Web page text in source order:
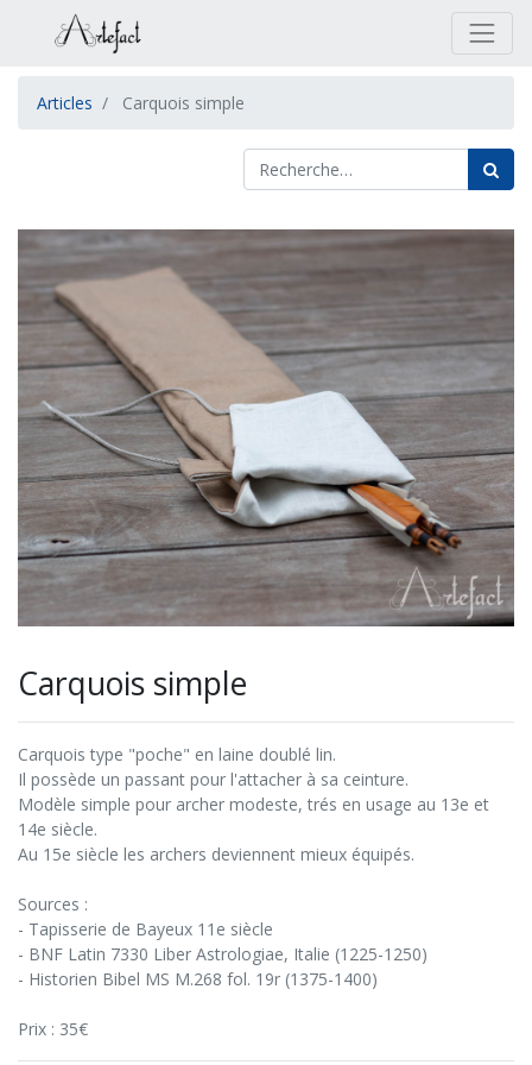
Articles Carquois simple
Carquois simple
Carquois type "poche" en laine doublé lin.
Il possède un passant pour l'attacher à sa ceinture.
Modèle simple pour archer modeste, trés en usage au 13e et
14e siècle.
Au 15e siècle les archers deviennent mieux équipés.
Sources :
- Tapisserie de Bayeux 11e siècle
- BNF Latin 7330 Liber Astrologiae, Italie (1225-1250)
- Historien Bibel MS M.268 fol. 19r (1375-1400)
Prix : 35€